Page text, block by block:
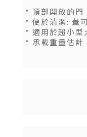
* 頂部開放的門
* 便於清潔: 蓋
* 適用於超小型
* 承載重量估計